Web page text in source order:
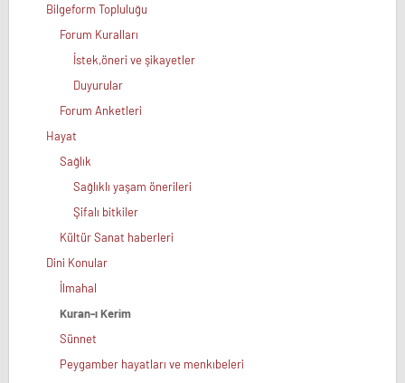
Bilgeform Topluluğu
Forum Kuralları
İstek,öneri ve şikayetler
Duyurular
Forum Anketleri
Hayat
Sağlık
Sağlıklı yaşam önerileri
Şifalı bitkiler
Kültür Sanat haberleri
Dini Konular
İlmahal
Kuran-ı Kerim
Sünnet
Peygamber hayatları ve menkıbeleri